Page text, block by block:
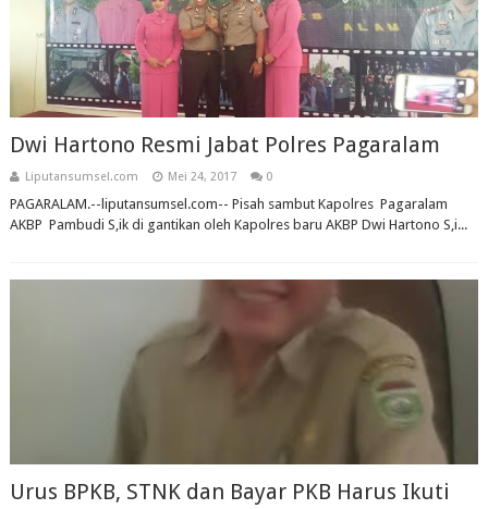
Dwi Hartono Resmi Jabat Polres Pagaralam
Liputansumsel.com Mei 24, 2017 0
PAGARALAM.--liputansumsel.com-- Pisah sambut Kapolres Pagaralam
AKBP Pambudi S,ik di gantikan oleh Kapolres baru AKBP Dwi Hartono S,i...
Urus BPKB, STNK dan Bayar PKB Harus Ikuti